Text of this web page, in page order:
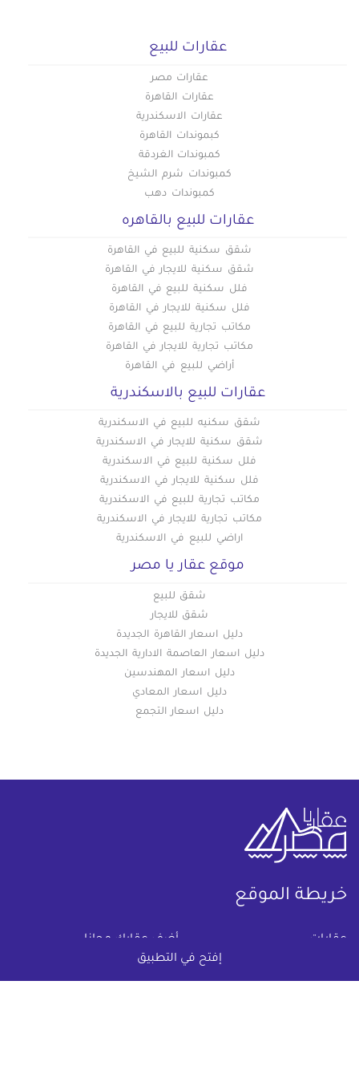
إفتح في التطبيق
عقارات للبيع
عقارات مصر
عقارات القاهرة
عقارات الاسكندرية
كبموندات القاهرة
كمبوندات الغردقة
كمبوندات شرم الشيخ
كمبوندات دهب
عقارات للبيع بالقاهره
شقق سكنية للبيع في القاهرة
شقق سكنية للايجار في القاهرة
فلل سكنية للبيع في القاهرة
فلل سكنية للايجار في القاهرة
مكاتب تجارية للبيع في القاهرة
مكاتب تجارية للايجار في القاهرة
أراضي للبيع في القاهرة
عقارات للبيع بالاسكندرية
شقق سكنيه للبيع في الاسكندرية
شقق سكنية للايجار في الاسكندرية
فلل سكنية للبيع في الاسكندرية
فلل سكنية للايجار في الاسكندرية
مكاتب تجارية للبيع في الاسكندرية
مكاتب تجارية للايجار في الاسكندرية
اراضي للبيع في الاسكندرية
موقع عقار يا مصر
شقق للبيع
شقق للايجار
دليل اسعار القاهرة الجديدة
دليل اسعار العاصمة الادارية الجديدة
دليل اسعار المهندسين
دليل اسعار المعادي
دليل اسعار التجمع
خريطة الموقع
عقارات أضف عقارك مجانا
دليل الاسعار